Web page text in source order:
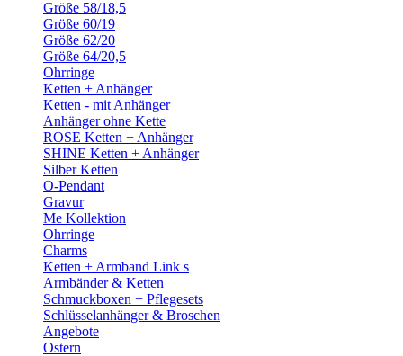
Größe 58/18,5
Größe 60/19
Größe 62/20
Größe 64/20,5
Ohrringe
Ketten + Anhänger
Ketten - mit Anhänger
Anhänger ohne Kette
ROSE Ketten + Anhänger
SHINE Ketten + Anhänger
Silber Ketten
O-Pendant
Gravur
Me Kollektion
Ohrringe
Charms
Ketten + Armband Link s
Armbänder & Ketten
Schmuckboxen + Pflegesets
Schlüsselanhänger & Broschen
Angebote
Ostern